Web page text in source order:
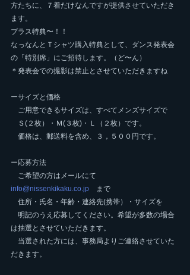
方たちに、７着だけなんですが提供させていただき
ます。
プラス特典〜！！
なっなんとＴシャツ購入特典として、ダンス発表会
の「特別席」にご招待します。（ど〜ん）
＊発表会での撮影は禁止とさせていただきますね
ーサイズと価格
ご用意できるサイズは、すべてメンズサイズで
Ｓ(２枚）・Ｍ(３枚)・Ｌ（２枚）です。
価格は、郵送料を含め、３，５００円です。
ー応募方法
ご希望の方はメールにて
info@nissenkikaku.co.jp まで
住所・氏名・年齢・連絡先(携帯）・サイズを
明記のうえ応募してください。希望が多数の場合
は抽選とさせていただきます。
当選された方には、事務局よりご連絡させていた
だきます。